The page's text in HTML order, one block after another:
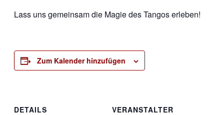
Lass uns gemeinsam die Magie des Tangos erleben!
Zum Kalender hinzufügen
DETAILS
VERANSTALTER